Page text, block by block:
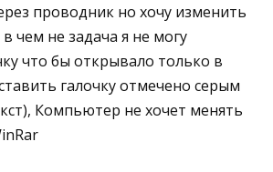
проводник но хочу изменить
чем не задача я не могу
что бы открывало только в
галочку отмечено серым
Компьютер не хочет менять